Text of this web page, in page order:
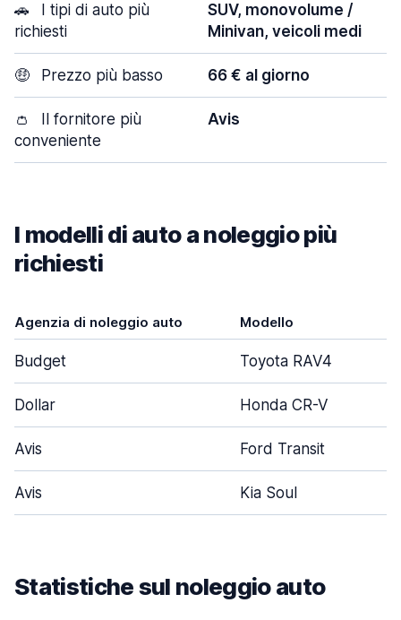
🚗
I tipi di auto più
richiesti
SUV, monovolume /
Minivan, veicoli medi
🤑 Prezzo più basso 66 € al giorno
👛
Il fornitore più
conveniente
Avis
I modelli di auto a noleggio più
richiesti
Agenzia di noleggio auto Modello
Budget Toyota RAV4
Dollar Honda CR-V
Avis Ford Transit
Avis Kia Soul
Statistiche sul noleggio auto